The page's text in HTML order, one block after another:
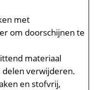
met
om doorschijnen te
materiaal
delen verwijderen.​
en stofvrij,